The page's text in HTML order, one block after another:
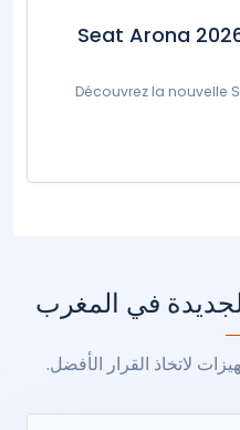
Seat Arona
Découvrez la nouvelle
في المغرب
لاتخاذ القرار الأفضل.